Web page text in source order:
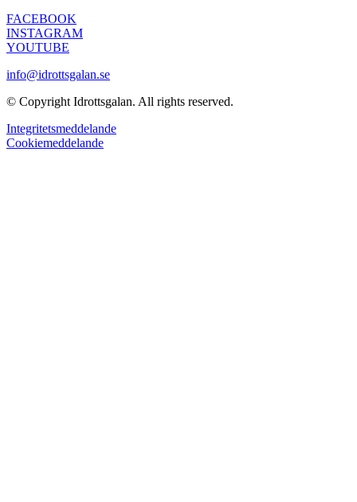
FACEBOOK
INSTAGRAM
YOUTUBE
info@idrottsgalan.se
© Copyright Idrottsgalan. All rights reserved.
Integritetsmeddelande
Cookiemeddelande